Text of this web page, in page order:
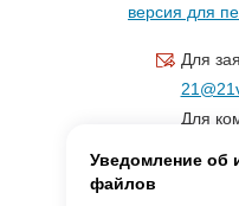
версия для
Для
Для
Уведомление об
файлов